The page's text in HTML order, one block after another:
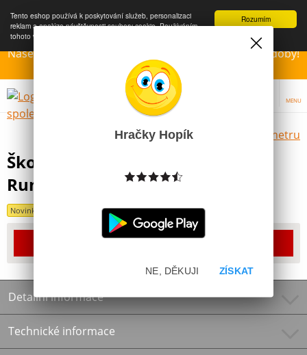
Rozumím
Tento eshop používá k poskytování služeb, personalizaci
reklam a analýze návštěvnosti soubory cookie. Používáním
tohoto webu s tím souhlasíte.
Naše Prodejny – Otevřeny dle otvírací prázdninové doby!
Přejeme krásné léto!!!
MENU
Výběr hraček dle zvoleného parametru
Školní box na sešity Crash Team
Rumble A4
Novinka
Produkt již bohužel není dostupný
Detailní informace
Technické informace
Hračky Hopík
ZÍSKAT
NE, DĚKUJI